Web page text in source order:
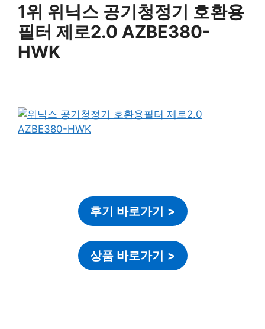
1위 위닉스 공기청정기 호환용
필터 제로2.0 AZBE380-
HWK
후기 바로가기 >
상품 바로가기 >